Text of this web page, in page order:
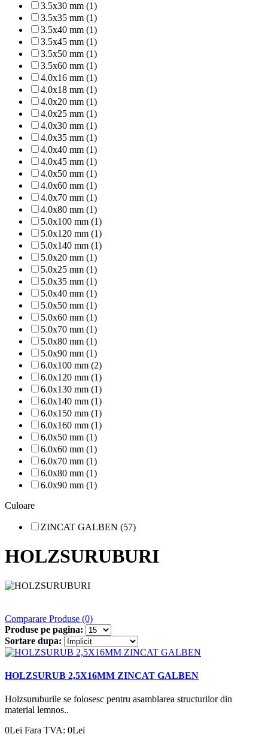
3.5x30 mm (1)
3.5x35 mm (1)
3.5x40 mm (1)
3.5x45 mm (1)
3.5x50 mm (1)
3.5x60 mm (1)
4.0x16 mm (1)
4.0x18 mm (1)
4.0x20 mm (1)
4.0x25 mm (1)
4.0x30 mm (1)
4.0x35 mm (1)
4.0x40 mm (1)
4.0x45 mm (1)
4.0x50 mm (1)
4.0x60 mm (1)
4.0x70 mm (1)
4.0x80 mm (1)
5.0x100 mm (1)
5.0x120 mm (1)
5.0x140 mm (1)
5.0x20 mm (1)
5.0x25 mm (1)
5.0x35 mm (1)
5.0x40 mm (1)
5.0x50 mm (1)
5.0x60 mm (1)
5.0x70 mm (1)
5.0x80 mm (1)
5.0x90 mm (1)
6.0x100 mm (2)
6.0x120 mm (1)
6.0x130 mm (1)
6.0x140 mm (1)
6.0x150 mm (1)
6.0x160 mm (1)
6.0x50 mm (1)
6.0x60 mm (1)
6.0x70 mm (1)
6.0x80 mm (1)
6.0x90 mm (1)
Culoare
ZINCAT GALBEN (57)
HOLZSURUBURI
Comparare Produse (0)
Produse pe pagina:
Sortare dupa:
HOLZSURUB 2,5X16MM ZINCAT GALBEN
Holzsuruburile se folosesc pentru asamblarea structurilor din
material lemnos..
0Lei Fara TVA: 0Lei